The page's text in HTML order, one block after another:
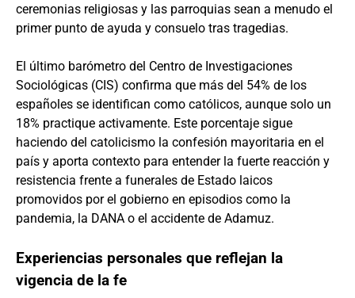
ceremonias religiosas y las parroquias sean a menudo el
primer punto de ayuda y consuelo tras tragedias.
El último barómetro del Centro de Investigaciones
Sociológicas (CIS) confirma que más del 54% de los
españoles se identifican como católicos, aunque solo un
18% practique activamente. Este porcentaje sigue
haciendo del catolicismo la confesión mayoritaria en el
país y aporta contexto para entender la fuerte reacción y
resistencia frente a funerales de Estado laicos
promovidos por el gobierno en episodios como la
pandemia, la DANA o el accidente de Adamuz.
Experiencias personales que reflejan la
vigencia de la fe